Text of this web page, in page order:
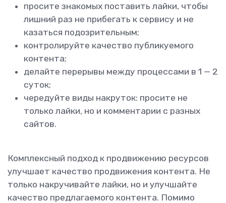
просите знакомых поставить лайки, чтобы
лишний раз не прибегать к сервису и не
казаться подозрительным;
контролируйте качество публикуемого
контента;
делайте перерывы между процессами в 1 — 2
суток;
чередуйте виды накруток: просите не
только лайки, но и комментарии с разных
сайтов.
Комплексный подход к продвижению ресурсов
улучшает качество продвижения контента. Не
только накручивайте лайки, но и улучшайте
качество предлагаемого контента. Помимо